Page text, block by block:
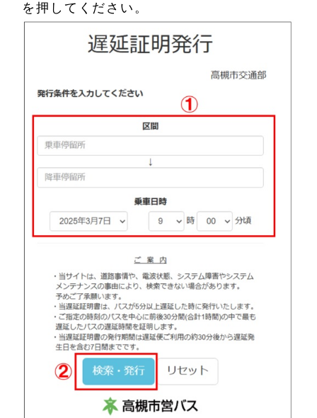
を押してください。